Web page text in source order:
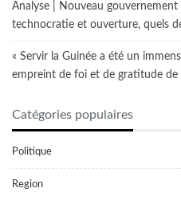
Analyse | Nouveau
technocratie et ouverture, quels
« Servir la Guinée a été un
empreint de foi et de gratitude de
Catégories populaires
Politique
Region